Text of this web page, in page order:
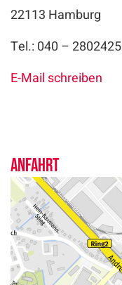
22113 Hamburg
Tel.: 040 – 2802425
E-Mail schreiben
Anfahrt